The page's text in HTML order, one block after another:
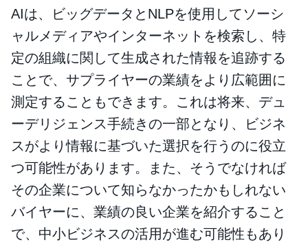
AIは、ビッグデータとNLPを使用してソーシ
ャルメディアやインターネットを検索し、特
定の組織に関して生成された情報を追跡する
ことで、サプライヤーの業績をより広範囲に
測定することもできます。これは将来、デュ
ーデリジェンス手続きの一部となり、ビジネ
スがより情報に基づいた選択を行うのに役立
つ可能性があります。また、そうでなければ
その企業について知らなかったかもしれない
バイヤーに、業績の良い企業を紹介すること
で、中小ビジネスの活用が進む可能性もあり